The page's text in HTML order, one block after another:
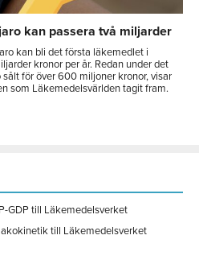
kan passera två miljarder
kan bli det första läkemedlet i
kronor per år. Redan under det
för över 600 miljoner kronor, visar
som Läkemedelsvärlden tagit fram.
GDP till Läkemedelsverket
till Läkemedelsverket